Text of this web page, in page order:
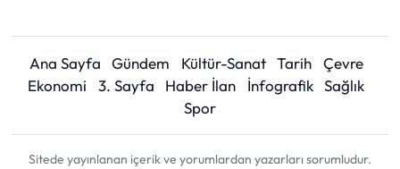
Ana Sayfa Gündem Kültür-Sanat Tarih
Çevre
Ekonomi
3. Sayfa Haber İlan İnfografik Sağlık
Spor
Sitede yayınlanan içerik ve yorumlardan yazarları sorumludur.